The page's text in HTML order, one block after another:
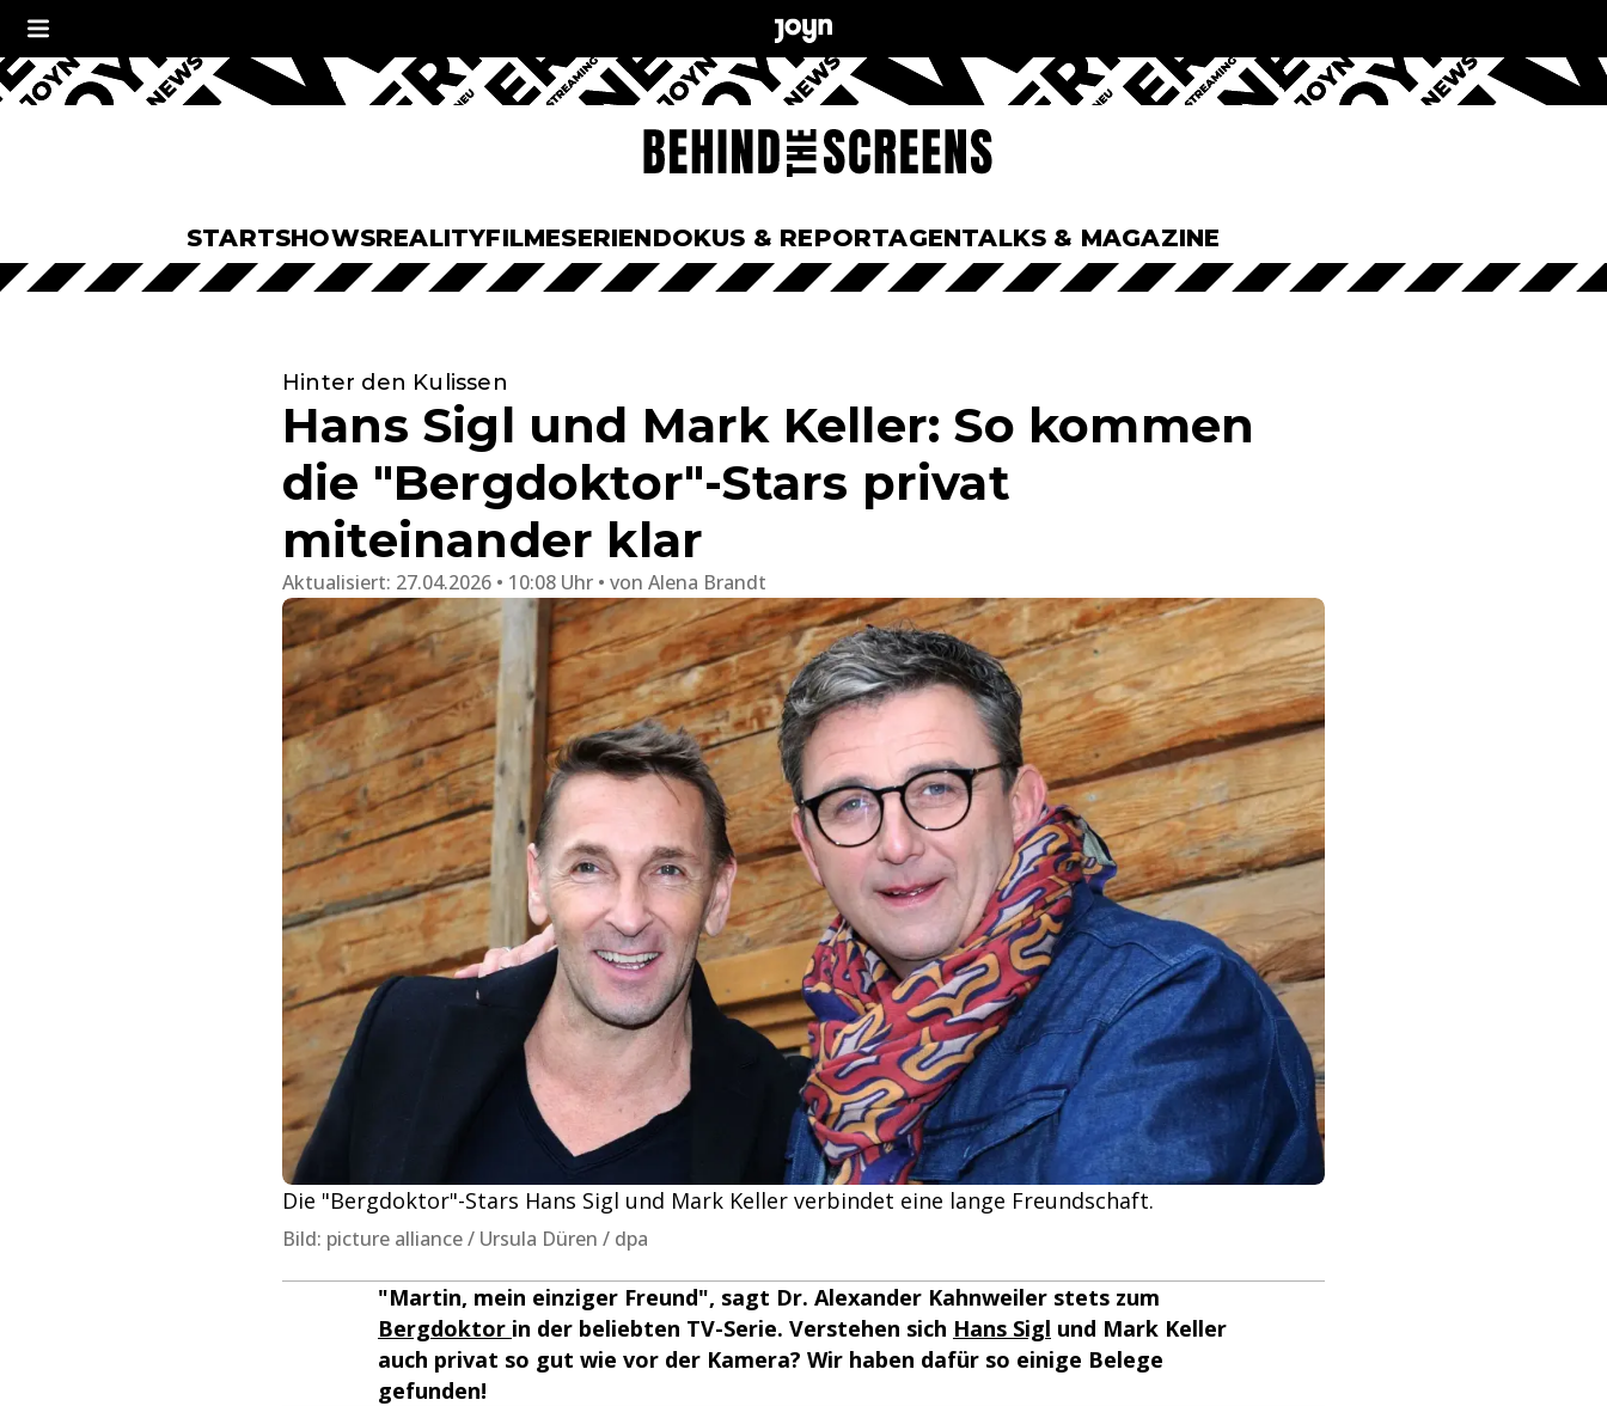
STARTSHOWSREALITYFILMESERIENDOKUS & REPORTAGENTALKS & MAGAZINE
Hinter den Kulissen
Hans Sigl und Mark Keller: So kommen
die "Bergdoktor"-Stars privat
miteinander klar
Aktualisiert: 27.04.2026 • 10:08 Uhr von Alena Brandt
Die "Bergdoktor"-Stars Hans Sigl und Mark Keller verbindet eine lange Freundschaft.
Bild: picture alliance / Ursula Düren / dpa
"Martin, mein einziger Freund", sagt Dr. Alexander Kahnweiler stets zum
Bergdoktor in der beliebten TV-Serie. Verstehen sich Hans Sigl und Mark Keller
auch privat so gut wie vor der Kamera? Wir haben dafür so einige Belege
gefunden!